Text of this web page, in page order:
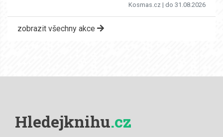
Kosmas.cz | do 31.08.2026
zobrazit všechny akce
Hledejknihu.cz